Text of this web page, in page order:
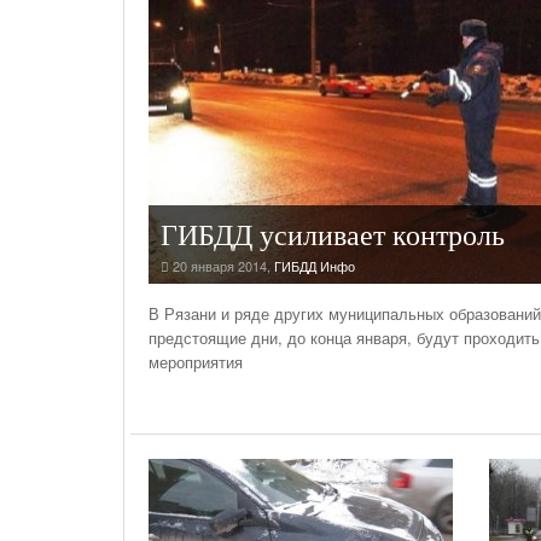
На Газонах Рязани
26 Ноября С 08:00 До 17:00 Будет Закрыт
Железнодорожный Переезд На 302 Км ПК 2
Перегона Кораблино - Ряжск-1
Зачем Нужна CRM-Система Для Отдела Продаж
ГИБДД усиливает контроль
20 января 2014, ГИБДД Инфо
В Рязани и ряде других муниципальных
предстоящие дни, до конца января, будут
мероприятия